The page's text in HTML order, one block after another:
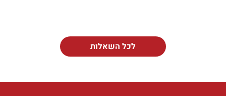
לכל השאלות